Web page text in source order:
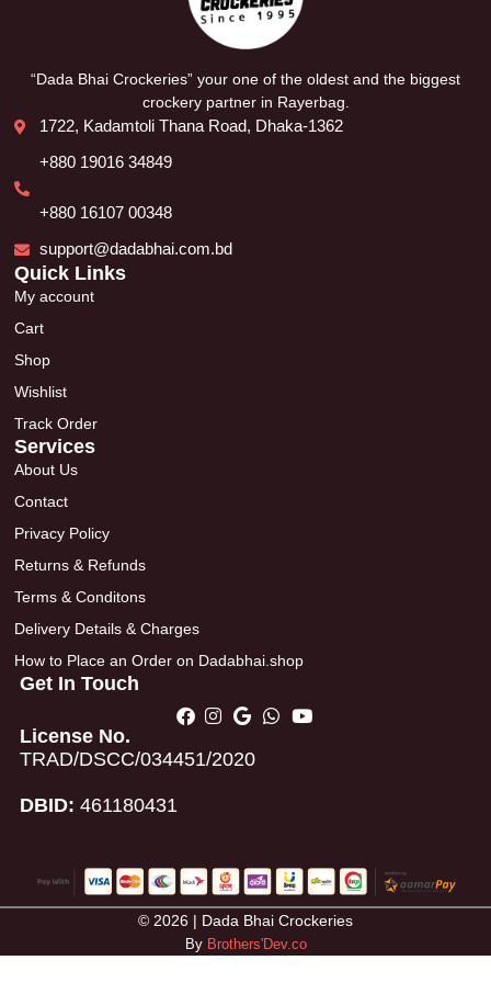
“Dada Bhai Crockeries” your one of the oldest and the biggest
crockery partner in Rayerbag.
1722, Kadamtoli Thana Road, Dhaka-1362
+880 19016 34849
+880 16107 00348
support@dadabhai.com.bd
Quick Links
My account
Cart
Shop
Wishlist
Track Order
Services
About Us
Contact
Privacy Policy
Returns & Refunds
Terms & Conditons
Delivery Details & Charges
How to Place an Order on Dadabhai.shop
Get In Touch
License No.
TRAD/DSCC/034451/2020
DBID: 461180431
© 2026 | Dada Bhai Crockeries
By Brothers'Dev.co